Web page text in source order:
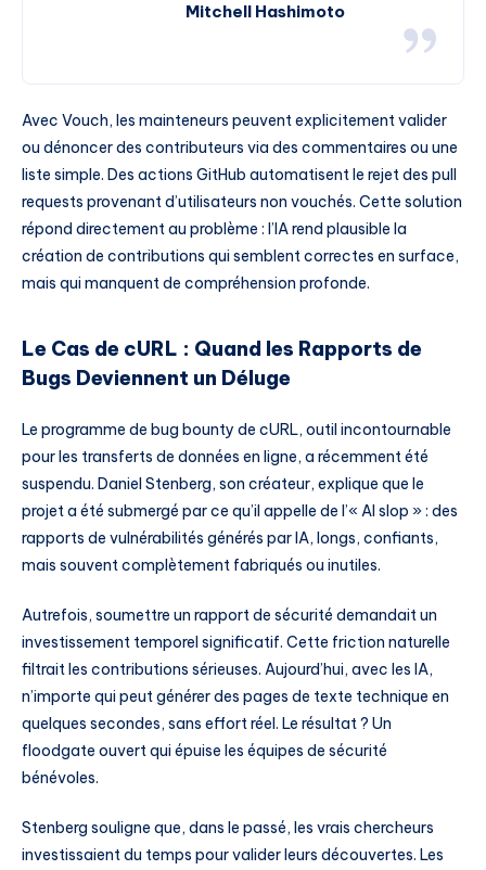
Mitchell Hashimoto
Avec Vouch, les mainteneurs peuvent explicitement valider
ou dénoncer des contributeurs via des commentaires ou une
liste simple. Des actions GitHub automatisent le rejet des pull
requests provenant d’utilisateurs non vouchés. Cette solution
répond directement au problème : l’IA rend plausible la
création de contributions qui semblent correctes en surface,
mais qui manquent de compréhension profonde.
Le Cas de cURL : Quand les Rapports de
Bugs Deviennent un Déluge
Le programme de bug bounty de cURL, outil incontournable
pour les transferts de données en ligne, a récemment été
suspendu. Daniel Stenberg, son créateur, explique que le
projet a été submergé par ce qu’il appelle de l’« AI slop » : des
rapports de vulnérabilités générés par IA, longs, confiants,
mais souvent complètement fabriqués ou inutiles.
Autrefois, soumettre un rapport de sécurité demandait un
investissement temporel significatif. Cette friction naturelle
filtrait les contributions sérieuses. Aujourd’hui, avec les IA,
n’importe qui peut générer des pages de texte technique en
quelques secondes, sans effort réel. Le résultat ? Un
floodgate ouvert qui épuise les équipes de sécurité
bénévoles.
Stenberg souligne que, dans le passé, les vrais chercheurs
investissaient du temps pour valider leurs découvertes. Les